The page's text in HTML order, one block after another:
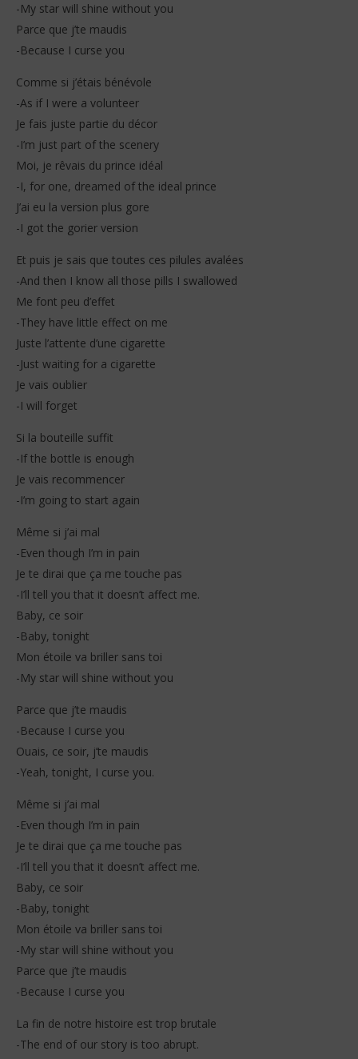
-My star will shine without you
Parce que j’te maudis
-Because I curse you
Comme si j’étais bénévole
-As if I were a volunteer
Je fais juste partie du décor
-I’m just part of the scenery
Moi, je rêvais du prince idéal
-I, for one, dreamed of the ideal prince
J’ai eu la version plus gore
-I got the gorier version
Et puis je sais que toutes ces pilules avalées
-And then I know all those pills I swallowed
Me font peu d’effet
-They have little effect on me
Juste l’attente d’une cigarette
-Just waiting for a cigarette
Je vais oublier
-I will forget
Si la bouteille suffit
-If the bottle is enough
Je vais recommencer
-I’m going to start again
Même si j’ai mal
-Even though I’m in pain
Je te dirai que ça me touche pas
-I’ll tell you that it doesn’t affect me.
Baby, ce soir
-Baby, tonight
Mon étoile va briller sans toi
-My star will shine without you
Parce que j’te maudis
-Because I curse you
Ouais, ce soir, j’te maudis
-Yeah, tonight, I curse you.
Même si j’ai mal
-Even though I’m in pain
Je te dirai que ça me touche pas
-I’ll tell you that it doesn’t affect me.
Baby, ce soir
-Baby, tonight
Mon étoile va briller sans toi
-My star will shine without you
Parce que j’te maudis
-Because I curse you
La fin de notre histoire est trop brutale
-The end of our story is too abrupt.